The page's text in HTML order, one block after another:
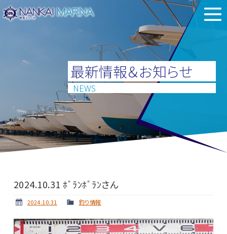
最新情報＆お知らせ
NEWS
2024.10.31 ﾎﾞﾗﾝﾎﾞﾗﾝさん
2024.10.31 釣り情報